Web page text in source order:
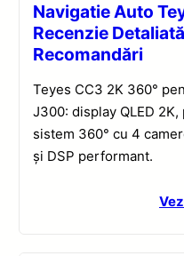
Navigatie Auto
Recenzie
Recomandări
Teyes CC3 2K 360°
J300: display QLED
sistem 360° cu 4
și DSP performant.